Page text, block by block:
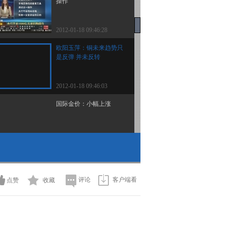
2012-01-18 09:46:28
欧阳玉萍：铜未来趋势只
是反弹 并未反转
2012-01-18 09:46:03
国际金价：小幅上涨
2012-01-18 09:37:37
点赞 收藏 评论 客户端看